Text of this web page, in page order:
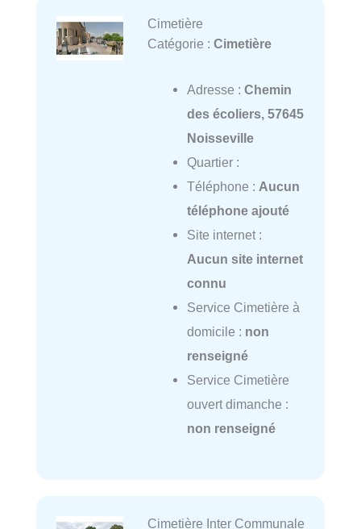
Cimetière
Catégorie : Cimetière
Adresse : Chemin
des écoliers, 57645
Noisseville
Quartier :
Téléphone : Aucun
téléphone ajouté
Site internet :
Aucun site internet
connu
Service Cimetière à
domicile : non
renseigné
Service Cimetière
ouvert dimanche :
non renseigné
Cimetière Inter Communale